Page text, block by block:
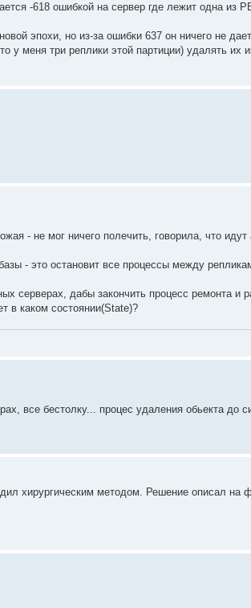
-618 ошибкой на сервер где лежит одна из
эпохи, но из-за ошибки 637 он ничего не
у меня три реплики этой партиции) удалять
- не мог ничего полечить, говорила, что идут
- это остановит все процессы между
серверах, дабы закончить процесс ремонта и
в каком состоянии(State)?
все бестолку... процес удаления обьекта до
хирургическим методом. Решение описал